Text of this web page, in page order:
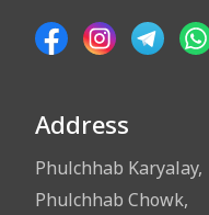
Address
Phulchhab Karyalay,
Phulchhab Chowk,